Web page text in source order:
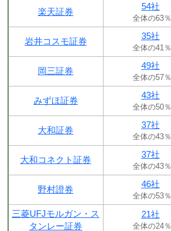
楽天証券
54社
全体の63％
岩井コスモ証券
35社
全体の41％
岡三証券
49社
全体の57％
みずほ証券
43社
全体の50％
大和証券
37社
全体の43％
大和コネクト証券
37社
全体の43％
野村證券
46社
全体の53％
三菱UFJモルガン・ス
タンレー証券
21社
全体の24％